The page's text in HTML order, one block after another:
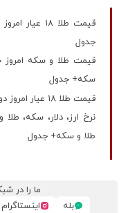
جدول
سکه+ جدول
قیمت طلا ۱۸ عیار امروز دوشنبه ۲۱ مهر۱۴۰۴/ افزایش قیمت طلا+ جدول
طلا و سکه+ جدول
ما را در
بله
اینستاگرام